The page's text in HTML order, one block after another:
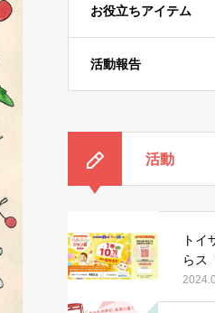
お役立ちアイテム
活動報告
活動
トイ
らス
フェ